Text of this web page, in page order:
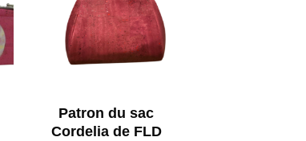
Patron du sac
Cordelia de FLD